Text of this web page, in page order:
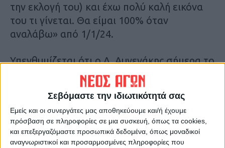
Σεβόμαστε την ιδιωτικότητά σας
Εμείς και οι συνεργάτες μας αποθηκεύουμε και/ή έχουμε
πρόσβαση σε πληροφορίες σε μια συσκευή, όπως τα cookies,
και επεξεργαζόμαστε προσωπικά δεδομένα, όπως μοναδικοί
αναγνωριστικοί και προσαρμοσμένες πληροφορίες που
την εκλογή του) και έχω πολύ καλή εικόνα
του τι γίνεται. Θα είμαι 100% όταν
αναλάβω» από 1/1/24.
Υπενθυμίζεται ότι ο Λ. Αυγενάκης σήμερα το
πρωί, μιλώντας στο ραδιόφωνο του ΣΚΑΪ,
δήλωσε αναφερόμενος στον κ. Κουρέτα ότι
«πρέπει να προετοιμαστεί και να μπει στο
ρυθμό. Πρέπει να αναλάβει ευθύνες γιατί
δεν έχουμε χρόνο, “κάτσε να το δω, κάτσε
να ενημερωθώ, κάτσε να αποφασίσω,